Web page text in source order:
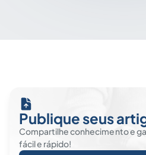
Publique seus
Compartilhe conhecimento e
fácil e rápido!